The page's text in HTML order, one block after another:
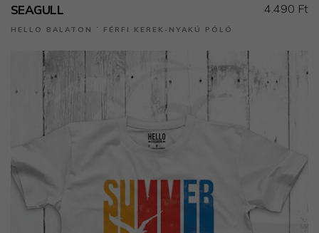
SEAGULL
HELLO BALATON ˙ FÉRFI KEREK-NYAKÚ PÓLÓ
4.490 Ft